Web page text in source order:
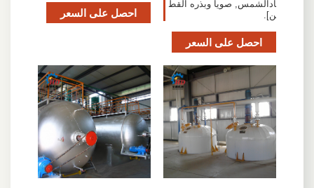
ادالشمس, صويا وبذره القط
ن].
احصل على السعر
احصل على السعر